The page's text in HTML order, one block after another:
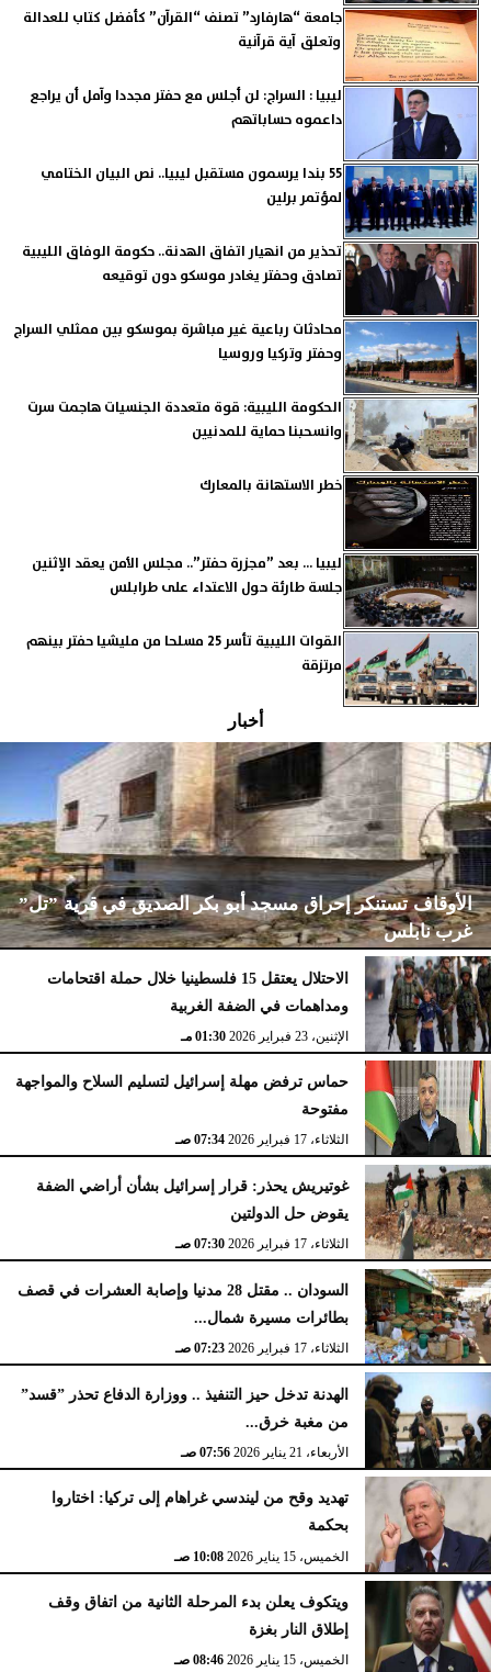
جامعة “هارفارد” تصنف “القرآن” كأفضل كتاب للعدالة
وتعلق آية قرآنية
ليبيا : السراج: لن أجلس مع حفتر مجددا وآمل أن يراجع
داعموه حساباتهم
55 بندا يرسمون مستقبل ليبيا.. نص البيان الختامي
لمؤتمر برلين
تحذير من انهيار اتفاق الهدنة.. حكومة الوفاق الليبية
تصادق وحفتر يغادر موسكو دون توقيعه
محادثات رباعية غير مباشرة بموسكو بين ممثلي السراج
وحفتر وتركيا وروسيا
الحكومة الليبية: قوة متعددة الجنسيات هاجمت سرت
وانسحبنا حماية للمدنيين
خطر الاستهانة بالمعارك
ليبيا ... بعد ”مجزرة حفتر”.. مجلس الأمن يعقد الإثنين
جلسة طارئة حول الاعتداء على طرابلس
القوات الليبية تأسر 25 مسلحا من مليشيا حفتر بينهم
مرتزقة
أخبار
الأوقاف تستنكر إحراق مسجد أبو بكر الصديق في قرية ”تل”
غرب نابلس
الإثنين، 23 فبراير 2026 02:15 مـ
الاحتلال يعتقل 15 فلسطينيا خلال حملة اقتحامات
ومداهمات في الضفة الغربية
الإثنين، 23 فبراير 2026 01:30 مـ
حماس ترفض مهلة إسرائيل لتسليم السلاح والمواجهة
مفتوحة
الثلاثاء، 17 فبراير 2026 07:34 صـ
غوتيريش يحذر: قرار إسرائيل بشأن أراضي الضفة
يقوض حل الدولتين
الثلاثاء، 17 فبراير 2026 07:30 صـ
السودان .. مقتل 28 مدنيا وإصابة العشرات في قصف
بطائرات مسيرة شمال...
الثلاثاء، 17 فبراير 2026 07:23 صـ
الهدنة تدخل حيز التنفيذ .. ووزارة الدفاع تحذر ”قسد”
من مغبة خرق...
الأربعاء، 21 يناير 2026 07:56 صـ
تهديد وقح من ليندسي غراهام إلى تركيا: اختاروا
بحكمة
الخميس، 15 يناير 2026 10:08 صـ
ويتكوف يعلن بدء المرحلة الثانية من اتفاق وقف
إطلاق النار بغزة
الخميس، 15 يناير 2026 08:46 صـ